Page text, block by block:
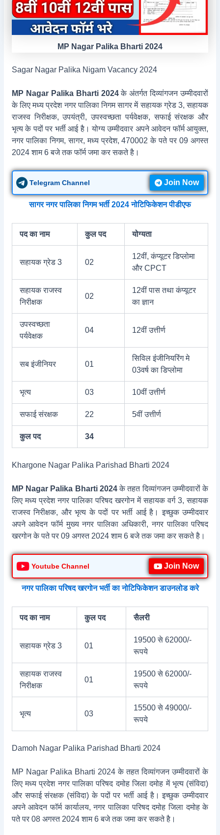
MP Nagar Palika Bharti 2024
Sagar Nagar Palika Nigam Vacancy 2024
MP Nagar Palika Bharti 2024के अंतर्गत दिव्यांगजन उम्मीदवारों
के लिए मध्य प्रदेश नगर पालिका निगम सागर में सहायक ग्रेड 3, सहायक
राजस्व निरीक्षक, उपयंत्री, उपस्वच्छता पर्यवेक्षक, सफाई संरक्षक और
भृत्य के पदों पर भर्ती आई है। योग्य उम्मीदवार अपने आवेदन फॉर्म आयुक्त,
नगर पालिका निगम, सागर, मध्य प्रदेश, 470002 के पते पर 09 अगस्त
2024 शाम 6 बजे तक फॉर्म जमा कर सकते है।
Telegram Channel Join Now
सागर नगर पालिका निगम भर्ती 2024 नोटिफिकेशन पीडीएफ
पद का नाम कुल पद योग्यता
सहायक ग्रेड 3 02
12वीं, कंप्यूटर डिप्लोमा
और CPCT
सहायक राजस्‍व
निरीक्षक
02
12वीं पास तथा कंप्यूटर
का ज्ञान
उपस्‍वच्‍छता
पर्यवेक्षक
04 12वीं उत्तीर्ण
सब इंजीनियर 01
सिविल इंंजीनियरिंग मे
03वर्ष का डिप्‍लोमा
भृत्य 03 10वीं उत्तीर्ण
सफाई संरक्षक 22 5वीं उत्तीर्ण
कुल पद 34
Khargone Nagar Palika Parishad Bharti 2024
MP Nagar Palika Bharti 2024के तहत दिव्यांगजन उम्मीदवारों के
लिए मध्य प्रदेश नगर पालिका परिषद खरगोन में सहायक वर्ग 3, सहायक
राजस्व निरीक्षक, और भृत्य के पदों पर भर्ती आई है। इच्छुक उम्मीदवार
अपने आवेदन फॉर्म मुख्य नगर पालिका अधिकारी, नगर पालिका परिषद
खरगोन के पते पर 09 अगस्त 2024 शाम 6 बजे तक जमा कर सकते है।
Youtube Channel Join Now
नगर पालिका परिषद खरगोन भर्ती का नोटिफिकेशन डाउनलोड करे
पद का नाम कुल पद सैलरी
सहायक ग्रेड 3 01
19500 से 62000/-
रूपये
सहायक राजस्‍व
निरीक्षक
01
19500 से 62000/-
रूपये
भृत्य 03
15500 से 49000/-
रूपये
Damoh Nagar Palika Parishad Bharti 2024
MP Nagar Palika Bharti 2024 के तहत दिव्यांगजन उम्मीदवारों के
लिए मध्य प्रदेश नगर पालिका परिषद दमोह जिला दमोह में भृत्य (संविदा)
और सफाई संरक्षक (संविदा) के पदों पर भर्ती आई है। इच्छुक उम्मीदवार
अपने आवेदन फॉर्म कार्यालय, नगर पालिका परिषद दमोह जिला दमोह के
पते पर 08 अगस्त 2024 शाम 6 बजे तक जमा कर सकते है।